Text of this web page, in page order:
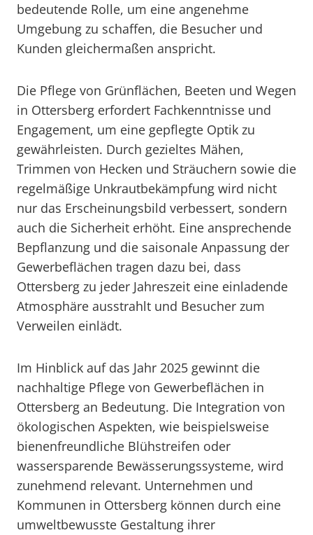
bedeutende Rolle, um eine angenehme
Umgebung zu schaffen, die Besucher und
Kunden gleichermaßen anspricht.
Die Pflege von Grünflächen, Beeten und Wegen
in Ottersberg erfordert Fachkenntnisse und
Engagement, um eine gepflegte Optik zu
gewährleisten. Durch gezieltes Mähen,
Trimmen von Hecken und Sträuchern sowie die
regelmäßige Unkrautbekämpfung wird nicht
nur das Erscheinungsbild verbessert, sondern
auch die Sicherheit erhöht. Eine ansprechende
Bepflanzung und die saisonale Anpassung der
Gewerbeflächen tragen dazu bei, dass
Ottersberg zu jeder Jahreszeit eine einladende
Atmosphäre ausstrahlt und Besucher zum
Verweilen einlädt.
Im Hinblick auf das Jahr 2025 gewinnt die
nachhaltige Pflege von Gewerbeflächen in
Ottersberg an Bedeutung. Die Integration von
ökologischen Aspekten, wie beispielsweise
bienenfreundliche Blühstreifen oder
wassersparende Bewässerungssysteme, wird
zunehmend relevant. Unternehmen und
Kommunen in Ottersberg können durch eine
umweltbewusste Gestaltung ihrer